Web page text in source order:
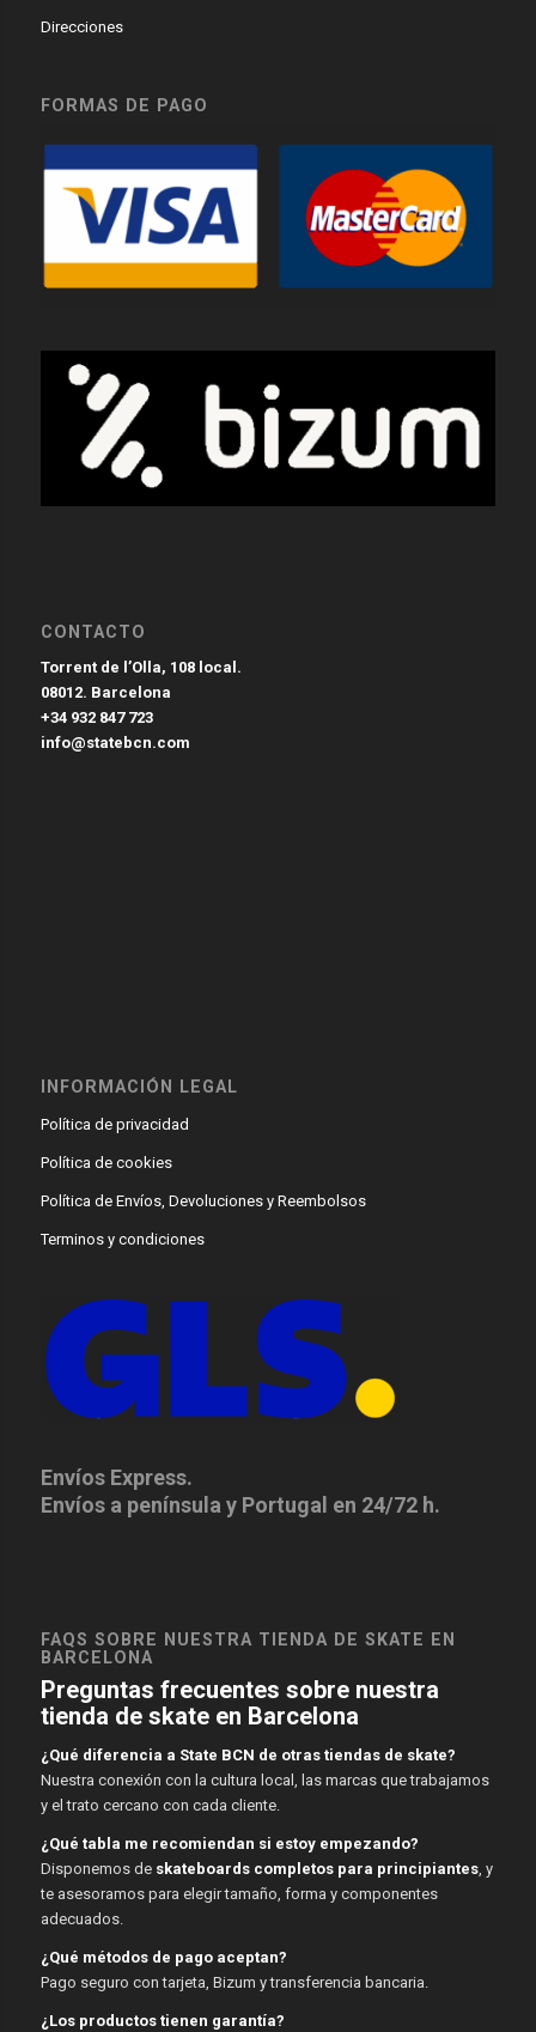
Direcciones
FORMAS DE PAGO
CONTACTO
Torrent de l’Olla, 108 local.
08012. Barcelona
+34 932 847 723
info@statebcn.com
INFORMACIÓN LEGAL
Política de privacidad
Política de cookies
Política de Envíos, Devoluciones y Reembolsos
Terminos y condiciones
Envíos Express.
Envíos a península y Portugal en 24/72 h.
FAQS SOBRE NUESTRA TIENDA DE SKATE EN
BARCELONA
Preguntas frecuentes sobre nuestra
tienda de skate en Barcelona
¿Qué diferencia a State BCN de otras tiendas de skate?
Nuestra conexión con la cultura local, las marcas que trabajamos
y el trato cercano con cada cliente.
¿Qué tabla me recomiendan si estoy empezando?
Disponemos de skateboards completos para principiantes, y
te asesoramos para elegir tamaño, forma y componentes
adecuados.
¿Qué métodos de pago aceptan?
Pago seguro con tarjeta, Bizum y transferencia bancaria.
¿Los productos tienen garantía?